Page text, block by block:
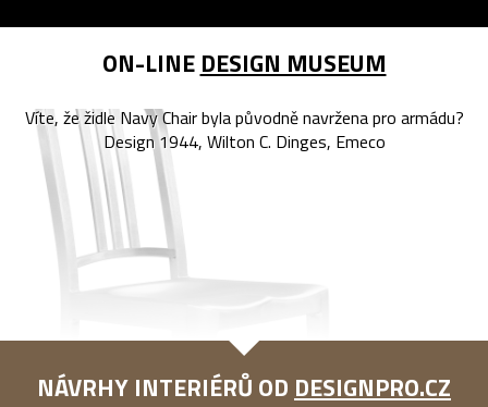
ON-LINE DESIGN MUSEUM
Víte, že židle Navy Chair byla původně navržena pro armádu?
Design 1944, Wilton C. Dinges, Emeco
NÁVRHY INTERIÉRŮ OD DESIGNPRO.CZ